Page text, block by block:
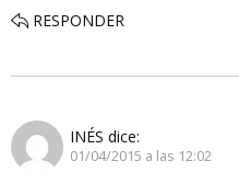
RESPONDER
INÉS dice:
01/04/2015 a las 12:02